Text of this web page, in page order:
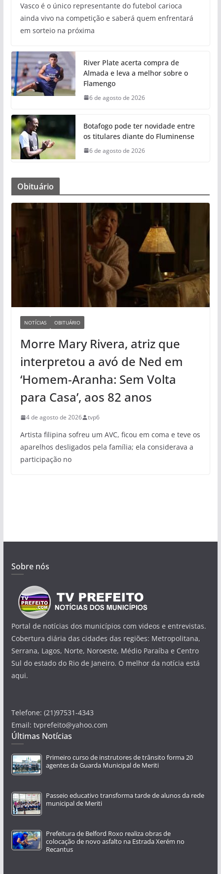
Vasco é o único representante do futebol carioca
ainda vivo na competição e saberá quem enfrentará
em sorteio na próxima
River Plate acerta compra de
Almada e leva a melhor sobre o
Flamengo
6 de agosto de 2026
Botafogo pode ter novidade entre
os titulares diante do Fluminense
6 de agosto de 2026
Obituário
NOTÍCIAS OBITUÁRIO
Morre Mary Rivera, atriz que
interpretou a avó de Ned em
‘Homem-Aranha: Sem Volta
para Casa’, aos 82 anos
4 de agosto de 2026 tvp6
Artista filipina sofreu um AVC, ficou em coma e teve os
aparelhos desligados pela família; ela considerava a
participação no
Sobre nós
Portal de notícias dos municípios com videos e entrevistas.
Cobertura diária das cidades das regiões: Metropolitana,
Serrana, Lagos, Norte, Noroeste, Médio Paraíba e Centro
Sul do estado do Rio de Janeiro. O melhor da notícia está
aqui.
Telefone: (21)97531-4343
Email: tvprefeito@yahoo.com
Últimas Notícias
Primeiro curso de instrutores de trânsito forma 20
agentes da Guarda Municipal de Meriti
Passeio educativo transforma tarde de alunos da rede
municipal de Meriti
Prefeitura de Belford Roxo realiza obras de
colocação de novo asfalto na Estrada Xerém no
Recantus